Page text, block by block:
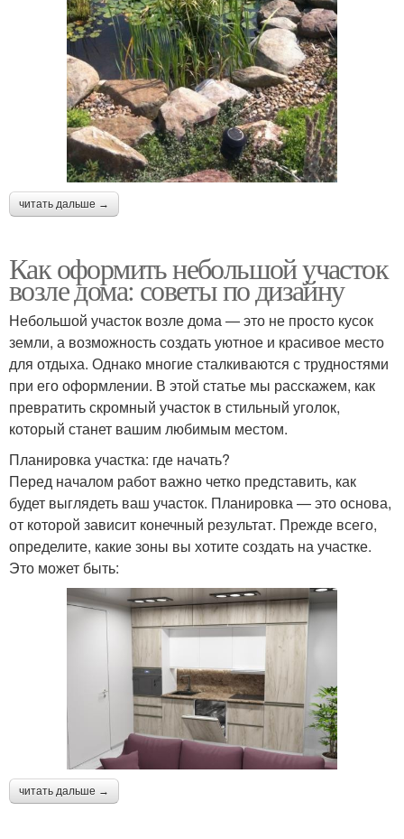
читать дальше →
Как оформить небольшой участок
возле дома: советы по дизайну
Небольшой участок возле дома — это не просто кусок
земли, а возможность создать уютное и красивое место
для отдыха. Однако многие сталкиваются с трудностями
при его оформлении. В этой статье мы расскажем, как
превратить скромный участок в стильный уголок,
который станет вашим любимым местом.
Планировка участка: где начать?
Перед началом работ важно четко представить, как
будет выглядеть ваш участок. Планировка — это основа,
от которой зависит конечный результат. Прежде всего,
определите, какие зоны вы хотите создать на участке.
Это может быть:
читать дальше →